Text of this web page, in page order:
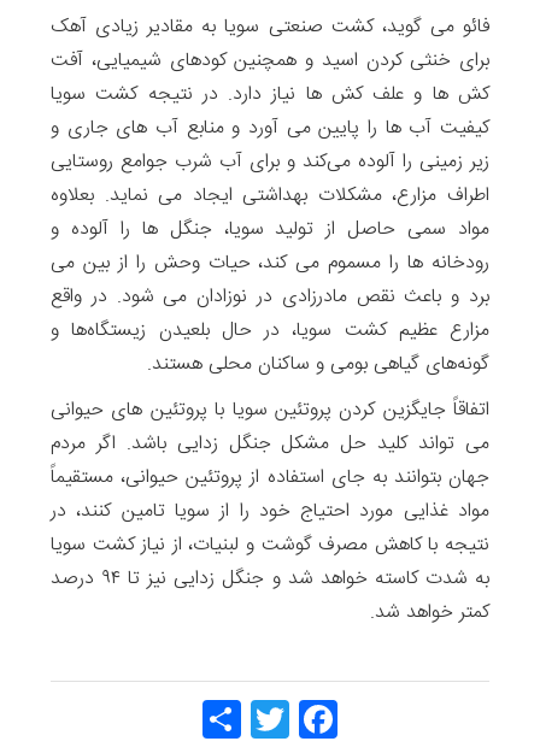
فائو می گوید، کشت صنعتی سویا به مقادیر زیادی آهک
برای خنثی کردن اسید و همچنین کودهای شیمیایی، آفت
کش ها و علف کش ها نیاز دارد. در نتیجه کشت سویا
کیفیت آب ها را پایین می آورد و منابع آب های جاری و
زیر زمینی را آلوده می‌کند و برای آب شرب جوامع روستایی
اطراف مزارع، مشکلات بهداشتی ایجاد می نماید. بعلاوه
مواد سمی حاصل از تولید سویا، جنگل ها را آلوده و
رودخانه ها را مسموم می کند، حیات وحش را از بین می
برد و باعث نقص مادرزادی در نوزادان می شود. در واقع
مزارع عظیم کشت سویا، در حال بلعیدن زیستگاه‌ها و
گونه‌های گیاهی بومی و ساکنان محلی هستند.
اتفاقاً جایگزین کردن پروتئین سویا با پروتئین های حیوانی
می تواند کلید حل مشکل جنگل زدایی باشد. اگر مردم
جهان بتوانند به جای استفاده از پروتئین حیوانی، مستقیماً
مواد غذایی مورد احتیاج خود را از سویا تامین کنند، در
نتیجه با کاهش مصرف گوشت و لبنیات، از نیاز کشت سویا
به شدت کاسته خواهد شد و جنگل زدایی نیز تا ۹۴ درصد
کمتر خواهد شد.
Face
Twitt